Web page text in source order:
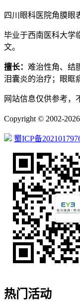
四川眼科医院角膜眼
毕业于西南医科大学
文。
擅长： 难治性角、结
泪囊炎的治疗；眼眶
网站信息仅供参考，
Copyright © 2002-
蜀ICP备
热门活动